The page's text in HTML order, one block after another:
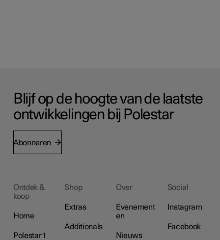
Blijf op de hoogte van de laatste
ontwikkelingen bij Polestar
Abonneren
Ontdek &
koop
Home
Polestar 1
Shop
Extras
Additionals
Over
Evenement
en
Nieuws
Social
Instagram
Facebook